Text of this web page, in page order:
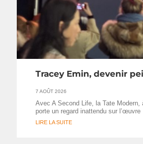
Tracey Emin, devenir
7 AOÛT 2026
Avec A Second Life, la Tate Modern,
porte un regard inattendu sur
LIRE LA SUITE